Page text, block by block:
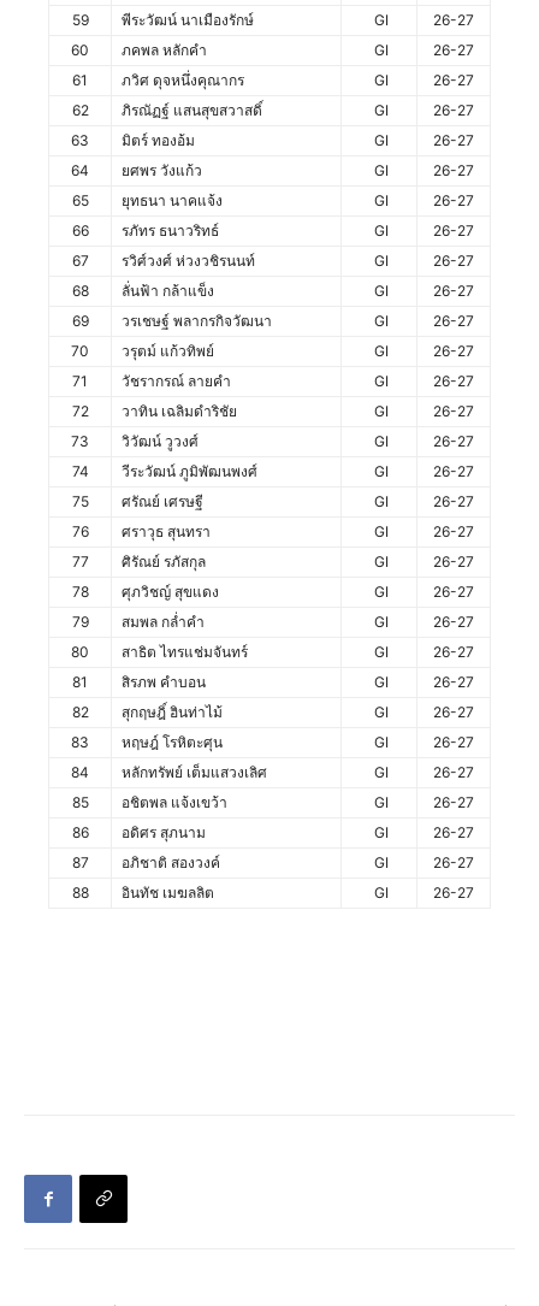
59
พีระวัฒน์ นาเมืองรักษ์ GI
26-27
60
ภคพล หลักคำ GI
26-27
61
ภวิศ ดุจหนึ่งคุณากร GI
26-27
62
ภิรณัฏฐ์ แสนสุขสวาสดิ์ GI
26-27
63
มิตร์ ทองอ้ม GI
26-27
64
ยศพร วังแก้ว GI
26-27
65
ยุทธนา นาคแจ้ง GI
26-27
66
รภัทร ธนาวริทธ์ GI
26-27
67
รวิศ์วงศ์ ห่วงวชิรนนท์ GI
26-27
68
ลั่นฟ้า กล้าแข็ง GI
26-27
69
วรเชษฐ์ พลากรกิจวัฒนา GI
26-27
70
วรุตม์ แก้วทิพย์ GI
26-27
71
วัชรากรณ์ ลายคำ GI
26-27
72
วาทิน เฉลิมดำริชัย GI
26-27
73
วิวัฒน์ วูวงศ์ GI
26-27
74
วีระวัฒน์ ภูมิพัฒนพงศ์ GI
26-27
75
ศรัณย์ เศรษฐี GI
26-27
76
ศราวุธ สุนทรา GI
26-27
77
ศิรัณย์ รภัสกุล GI
26-27
78
ศุภวิชญ์ สุขแดง GI
26-27
79
สมพล กล่ำคำ GI
26-27
80
สาธิต ไทรแช่มจันทร์ GI
26-27
81
สิรภพ คำบอน GI
26-27
82
สุกฤษฎิ์ ฮินท่าไม้ GI
26-27
83
หฤษฎ์ โรหิตะศุน GI
26-27
84
หลักทรัพย์ เต็มแสวงเลิศ GI
26-27
85
อชิตพล แจ้งเขว้า GI
26-27
86
อดิศร สุภนาม GI
26-27
87
อภิชาติ สองวงค์ GI
26-27
88
อินทัช เมฆลลิต GI 26-27